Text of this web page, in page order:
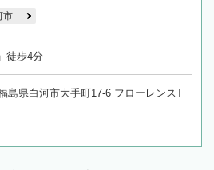
市
徒歩4分
島県白河市大手町17-6 フローレンスT